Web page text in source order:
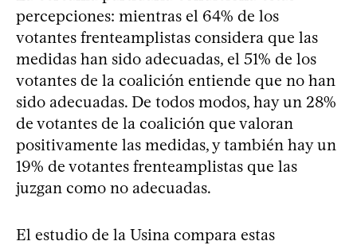
percepciones: mientras el 64% de los
votantes frenteamplistas considera que las
medidas han sido adecuadas, el 51% de los
votantes de la coalición entiende que no han
sido adecuadas. De todos modos, hay un 28%
de votantes de la coalición que valoran
positivamente las medidas, y también hay un
19% de votantes frenteamplistas que las
juzgan como no adecuadas.
El estudio de la Usina compara estas